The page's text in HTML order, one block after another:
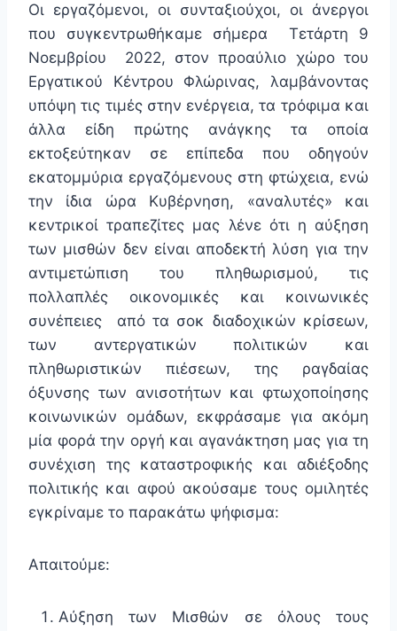
Oι εργαζόμενοι, οι συνταξιούχοι, οι άνεργοι
που συγκεντρωθήκαμε σήμερα Τετάρτη 9
Νοεμβρίου 2022, στον προαύλιο χώρο του
Εργατικού Κέντρου Φλώρινας, λαμβάνοντας
υπόψη τις τιμές στην ενέργεια, τα τρόφιμα και
άλλα είδη πρώτης ανάγκης τα οποία
εκτοξεύτηκαν σε επίπεδα που οδηγούν
εκατομμύρια εργαζόμενους στη φτώχεια, ενώ
την ίδια ώρα Κυβέρνηση, «αναλυτές» και
κεντρικοί τραπεζίτες μας λένε ότι η αύξηση
των μισθών δεν είναι αποδεκτή λύση για την
αντιμετώπιση του πληθωρισμού, τις
πολλαπλές οικονομικές και κοινωνικές
συνέπειες από τα σοκ διαδοχικών κρίσεων,
των αντεργατικών πολιτικών και
πληθωριστικών πιέσεων, της ραγδαίας
όξυνσης των ανισοτήτων και φτωχοποίησης
κοινωνικών ομάδων, εκφράσαμε για ακόμη
μία φορά την οργή και αγανάκτηση μας για τη
συνέχιση της καταστροφικής και αδιέξοδης
πολιτικής και αφού ακούσαμε τους ομιλητές
εγκρίναμε το παρακάτω ψήφισμα:
Απαιτούμε:
Αύξηση των Μισθών σε όλους τους